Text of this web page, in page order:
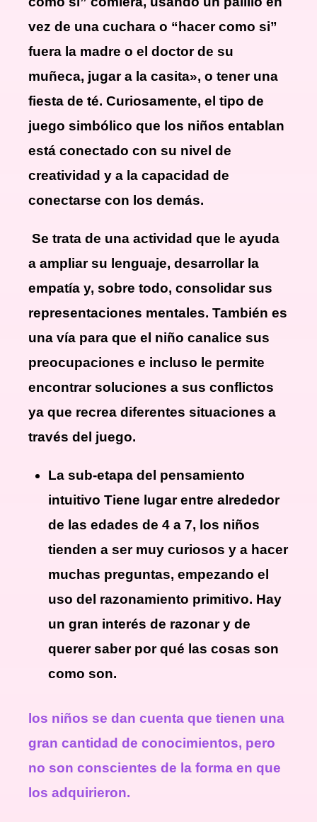
vez de una cuchara o “hacer como si”
fuera la madre o el doctor de su
muñeca, jugar a la casita», o tener una
fiesta de té. Curiosamente, el tipo de
juego simbólico que los niños entablan
está conectado con su nivel de
creatividad y a la capacidad de
conectarse con los demás.
Se trata de una actividad que le ayuda
a ampliar su lenguaje, desarrollar la
empatía y, sobre todo, consolidar sus
representaciones mentales. También es
una vía para que el niño canalice sus
preocupaciones e incluso le permite
encontrar soluciones a sus conflictos
ya que recrea diferentes situaciones a
través del juego.
La sub-etapa del pensamiento
intuitivo Tiene lugar entre alrededor
de las edades de 4 a 7, los niños
tienden a ser muy curiosos y a hacer
muchas preguntas, empezando el
uso del razonamiento primitivo. Hay
un gran interés de razonar y de
querer saber por qué las cosas son
como son.
los niños se dan cuenta que tienen una
gran cantidad de conocimientos, pero
no son conscientes de la forma en que
los adquirieron.